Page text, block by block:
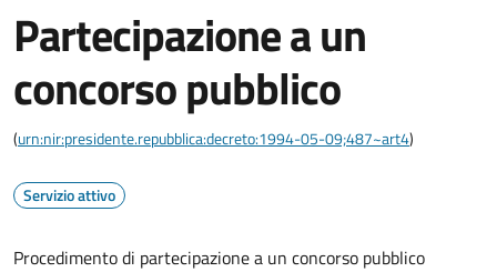
Partecipazione a un
concorso pubblico
(urn:nir:presidente.repubblica:decreto:1994-05-09;487~art4)
Servizio attivo
Procedimento di partecipazione a un concorso pubblico